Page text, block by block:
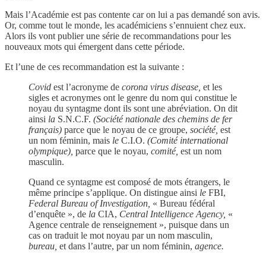
Mais l’Académie est pas contente car on lui a pas demandé son avis.
Or, comme tout le monde, les académiciens s’ennuient chez eux.
Alors ils vont publier une série de recommandations pour les
nouveaux mots qui émergent dans cette période.
Et l’une de ces recommandation est la suivante :
Covid est l’acronyme de corona virus disease, et les
sigles et acronymes ont le genre du nom qui constitue le
noyau du syntagme dont ils sont une abréviation. On dit
ainsi la S.N.C.F. (Société nationale des chemins de fer
français) parce que le noyau de ce groupe, société, est
un nom féminin, mais le C.I.O. (Comité international
olympique), parce que le noyau, comité, est un nom
masculin.
Quand ce syntagme est composé de mots étrangers, le
même principe s’applique. On distingue ainsi le FBI,
Federal Bureau of Investigation, « Bureau fédéral
d’enquête », de la CIA, Central Intelligence Agency, «
Agence centrale de renseignement », puisque dans un
cas on traduit le mot noyau par un nom masculin,
bureau, et dans l’autre, par un nom féminin, agence.